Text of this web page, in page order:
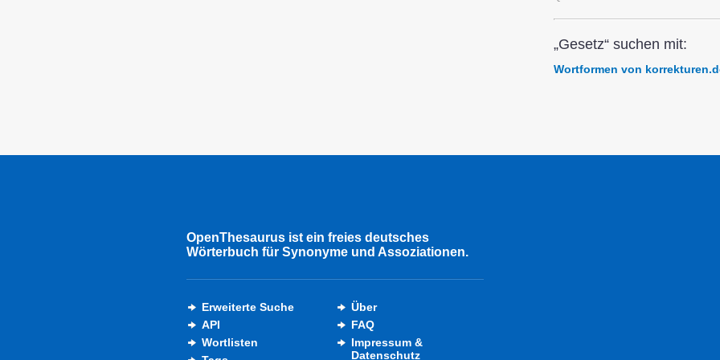
„Gesetz“ suchen mit:
Wortformen von
OpenThesaurus ist ein freies deutsches
Wörterbuch für Synonyme und Assoziationen.
Erweiterte Suche
API
Wortlisten
Über
FAQ
Impressum &
Datenschutz